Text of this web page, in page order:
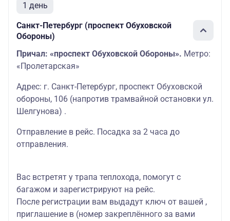
1 день
Санкт-Петербург (проспект Обуховской
Обороны)
Причал: «проспект Обуховской Обороны». Метро:
«Пролетарская»
Адрес: г. Санкт-Петербург, проспект Обуховской
обороны, 106 (напротив трамвайной остановки ул.
Шелгунова) .
Отправление в рейс. Посадка за 2 часа до
отправления.
Вас встретят у трапа теплохода, помогут с
багажом и зарегистрируют на рейс.
После регистрации вам выдадут ключ от вашей ,
приглашение в (номер закреплённого за вами